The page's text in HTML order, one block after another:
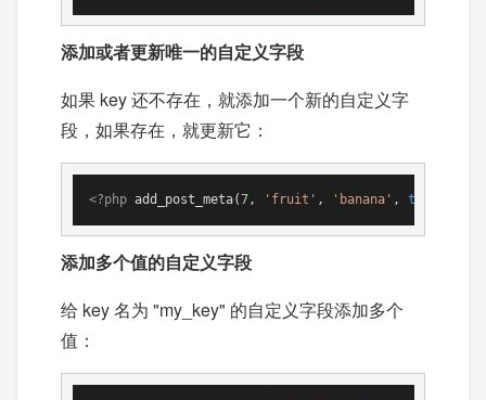
添加或者更新唯一的自定义字段
如果 key 还不存在，就添加一个新的自定义字
段，如果存在，就更新它：
<?php add_post_meta(7, 'fruit' , 'banana' , true
添加多个值的自定义字段
给 key 名为 "my_key" 的自定义字段添加多个
值：